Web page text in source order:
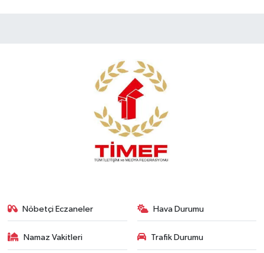
Nöbetçi Eczaneler Hava Durumu
Namaz Vakitleri Trafik Durumu